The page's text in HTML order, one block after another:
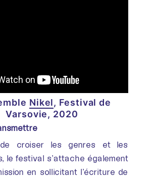
Nikel, Festival de
Varsovie, 2020
croiser les genres et les
le festival s’attache également
en sollicitant l’écriture de